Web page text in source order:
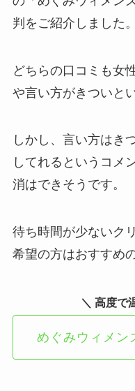
判をご紹介しました。
どちらの口コミも女
や言い方がきついと
しかし、言い方はき
してれるというコメ
消はできそうです。
待ち時間が少ないク
希望の方はおすすめ
＼ 高度で
めぐみウィメン